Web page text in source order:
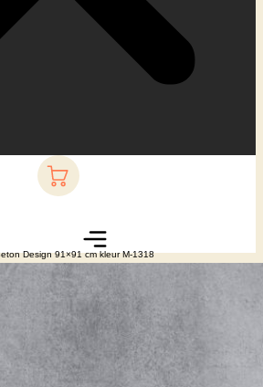
Design 91×91 cm kleur M-1318